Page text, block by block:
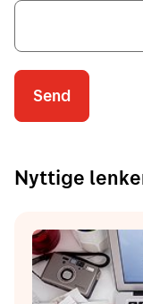
Send
Nyttige